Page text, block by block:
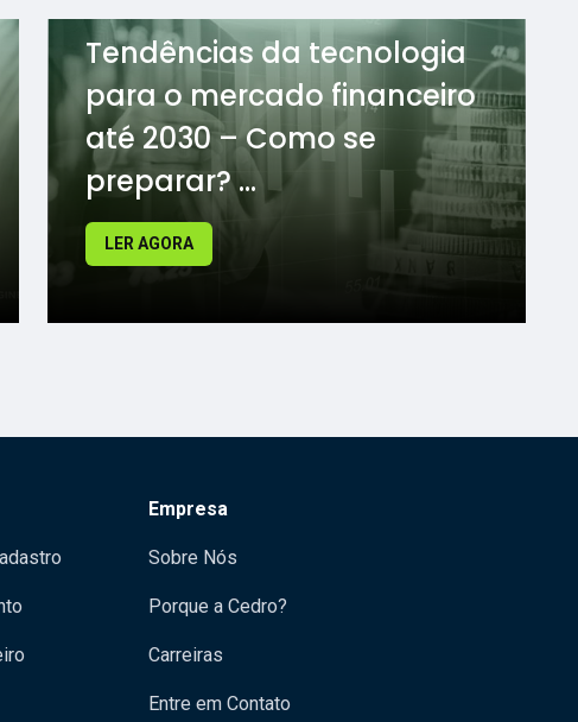
Tendências da tecnologia
para o mercado financeiro
até 2030 – Como se
preparar? ...
LER AGORA
Empresa
Sobre Nós
Porque a Cedro?
Carreiras
Entre em Contato